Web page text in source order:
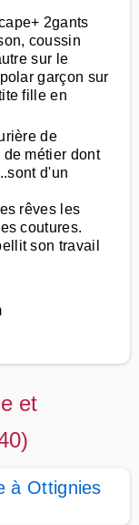
2gants
coussin
sur le
garçon sur
fille en
de
métier dont
d'un
rêves les
coutures.
son travail
et
à Ottignies